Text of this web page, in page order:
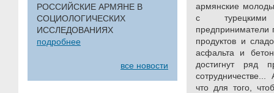
РОССИЙСКИЕ АРМЯНЕ В
СОЦИОЛОГИЧЕСКИХ
ИССЛЕДОВАНИЯХ
подробнее
все новости
армянские
с турецкими
предприниматели
продуктов и
асфальта и
достигнут ряд
что для того,